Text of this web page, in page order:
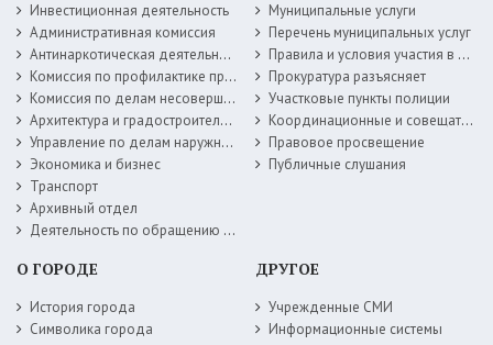
Инвестиционная деятельность
Административная комиссия
Антинаркотическая деятельность
Комиссия по профилактике правонарушений
Комиссия по делам несовершеннолетних
Архитектура и градостроительство
Управление по делам наружной рекламы
Экономика и бизнес
Транспорт
Архивный отдел
Деятельность по обращению с животными без владельцев
Муниципальные услуги
Перечень муниципальных услуг
Правила и условия участия в жилищных программах
Прокуратура разъясняет
Участковые пункты полиции
Координационные и совещательные органы
Правовое просвещение
Публичные слушания
О ГОРОДЕ
История города
Символика города
ДРУГОЕ
Учрежденные СМИ
Информационные системы